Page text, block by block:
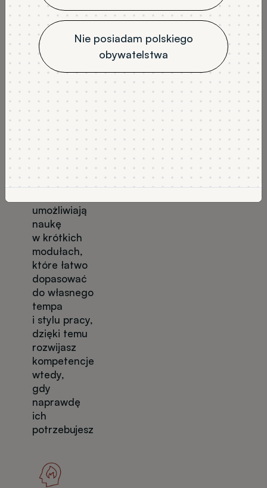
Nie posiadam polskiego
obywatelstwa
wybór?
Elastyczna
ścieżka
rozwoju
Mikropoświa
umożliwiają
naukę
w krótkich
modułach,
które łatwo
dopasować
do własnego
tempa
i stylu pracy,
dzięki temu
rozwijasz
kompetencje
wtedy,
gdy
naprawdę
ich
potrzebujesz